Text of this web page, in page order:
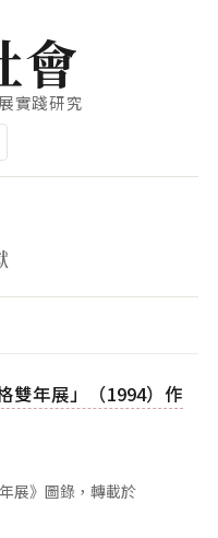
會
實踐研究
雙年展」（1994）作
展》圖錄，轉載於